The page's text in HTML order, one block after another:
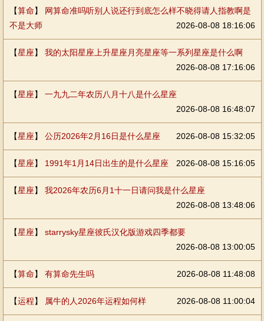
【算命】 网算命准吗听别人说还行到底怎么样不晓得请人指教啊是
不是大师
2026-08-08 18:16:06
【星座】 我的太阳星座上升星座月亮星座等一系列星座是什么啊
2026-08-08 17:16:06
【星座】 一九九二年农历八月十八是什么星座
2026-08-08 16:48:07
【星座】 公历2026年2月16日是什么星座 2026-08-08 15:32:05
【星座】 1991年1月14日出生的是什么星座 2026-08-08 15:16:05
【星座】 我2026年农历6月1十一日请问我是什么星座
2026-08-08 13:48:06
【星座】 starrysky星座彼氏汉化版游戏四季都要
2026-08-08 13:00:05
【算命】 有算命先生吗 2026-08-08 11:48:08
【运程】 属牛的人2026年运程如何样 2026-08-08 11:00:04